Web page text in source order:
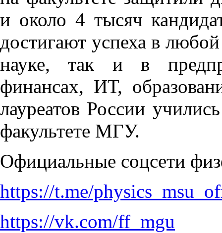
и около 4 тысяч
достигают успеха в
науке, так и в
финансах, ИТ,
лауреатов России
факультете МГУ.
Официальные соцсети
https://t.me/
https://vk.com/ff_mgu